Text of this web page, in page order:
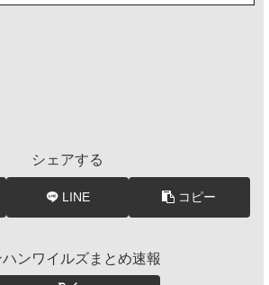
シェアする
LINE コピー
ハンワイルズまとめ速報